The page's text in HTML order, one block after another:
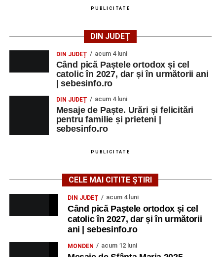
PUBLICITATE
DIN JUDEȚ
DIN JUDEȚ acum 4 luni
Când pică Paștele ortodox și cel
catolic în 2027, dar și în următorii ani
| sebesinfo.ro
DIN JUDEȚ acum 4 luni
Mesaje de Paște. Urări și felicitări
pentru familie și prieteni |
sebesinfo.ro
PUBLICITATE
CELE MAI CITITE ȘTIRI
DIN JUDEȚ acum 4 luni
Când pică Paștele ortodox și cel
catolic în 2027, dar și în următorii
ani | sebesinfo.ro
MONDEN acum 12 luni